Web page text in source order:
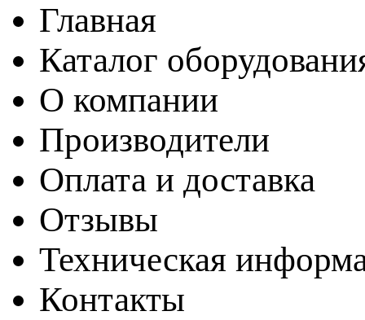
Главная
Каталог
О компании
Производители
Оплата и доставка
Отзывы
Техническая
Контакты